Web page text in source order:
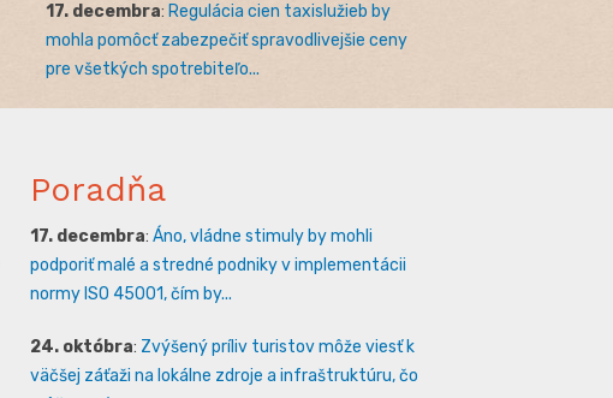
17. decembra: Regulácia cien taxislužieb by
mohla pomôcť zabezpečiť spravodlivejšie ceny
pre všetkých spotrebiteľo...
Poradňa
17. decembra: Áno, vládne stimuly by mohli
podporiť malé a stredné podniky v implementácii
normy ISO 45001, čím by...
24. októbra: Zvýšený príliv turistov môže viesť k
väčšej záťaži na lokálne zdroje a infraštruktúru, čo